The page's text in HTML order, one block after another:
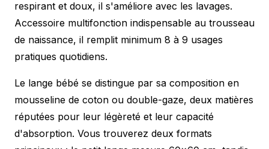
respirant et doux, il s'améliore avec les lavages.
Accessoire multifonction indispensable au trousseau
de naissance, il remplit minimum 8 à 9 usages
pratiques quotidiens.
Le lange bébé se distingue par sa composition en
mousseline de coton ou double-gaze, deux matières
réputées pour leur légèreté et leur capacité
d'absorption. Vous trouverez deux formats